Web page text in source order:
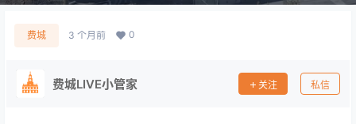
费城 3 个月前 0
费城LIVE小管家 关注 私信